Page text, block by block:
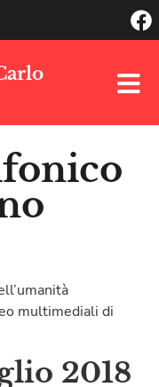
multimediali di
2018